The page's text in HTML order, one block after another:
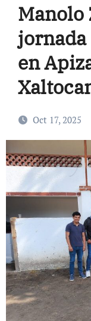
Manolo
en
Oct 17, 2025